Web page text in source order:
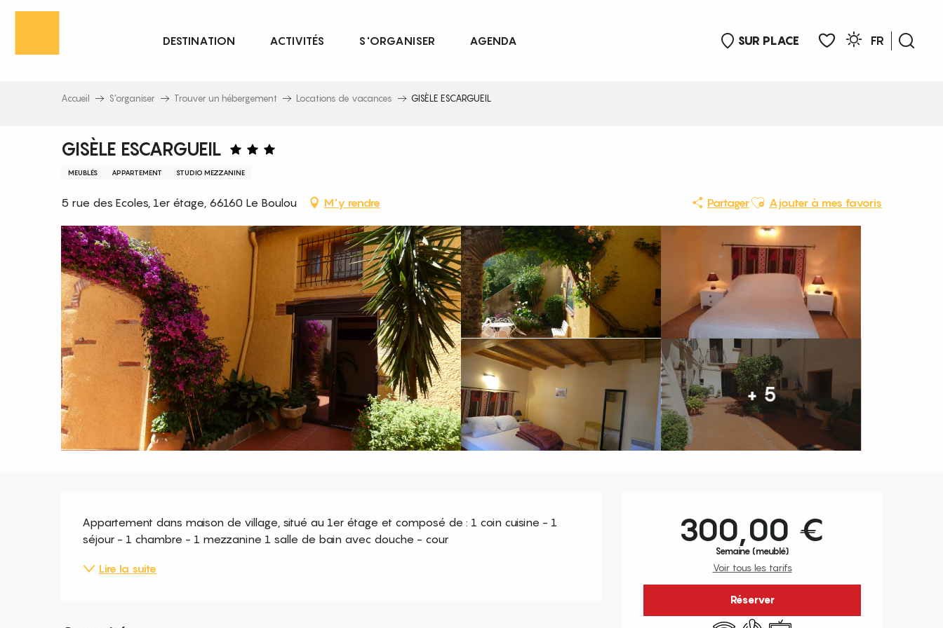
Aller
principal
SUR PLACE
FR
DESTINATION ACTIVITÉS S'ORGANISER AGENDA
Accueil S’organiser Trouver un hébergement Locations de vacances GISÈLE ESCARGUEIL
GISÈLE ESCARGUEIL
MEUBLÉS APPARTEMENT STUDIO MEZZANINE
5 rue des Ecoles, 1er étage, 66160 Le Boulou M'y rendre PartagerAjouter aux favoris
Ajouter à mes favoris
+ 5
300,00 €
Semaine (meublé)
Voir tous les tarifs
Réserver
WiFi Air conditionné
Télévision
Description
Appartement dans maison de village, situé au 1er étage et composé de : 1 coin cuisine - 1
séjour - 1 chambre - 1 mezzanine 1 salle de bain avec douche - cour
Lire la suite